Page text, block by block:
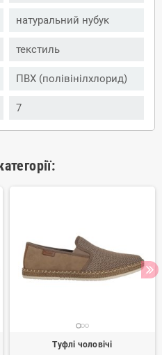
натуральний нубук
текстиль
ПВХ (полівінілхлорид)
7
Туфлі чоловічі